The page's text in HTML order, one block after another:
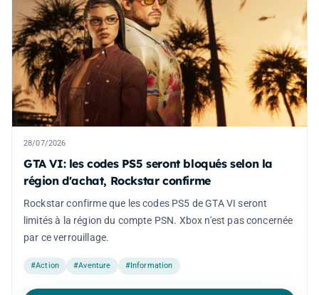
28/07/2026
GTA VI: les codes PS5 seront bloqués selon la
région d'achat, Rockstar confirme
Rockstar confirme que les codes PS5 de GTA VI seront
limités à la région du compte PSN. Xbox n'est pas concernée
par ce verrouillage.
#Action #Aventure #Information